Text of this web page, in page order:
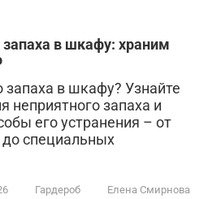
запаха в шкафу: храним
запаха в шкафу? Узнайте
неприятного запаха и
его устранения – от
специальных
Гардероб Елена Смирнова